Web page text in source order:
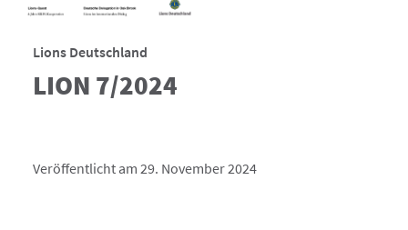
Lions Deutschland
LION 7/2024
Veröffentlicht am 29. November 2024